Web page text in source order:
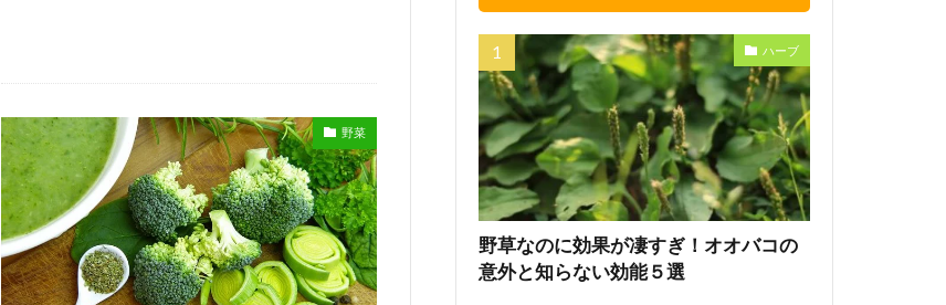
野菜
ハーブ
野草なのに効果が凄すぎ！オオバコの
意外と知らない効能５選